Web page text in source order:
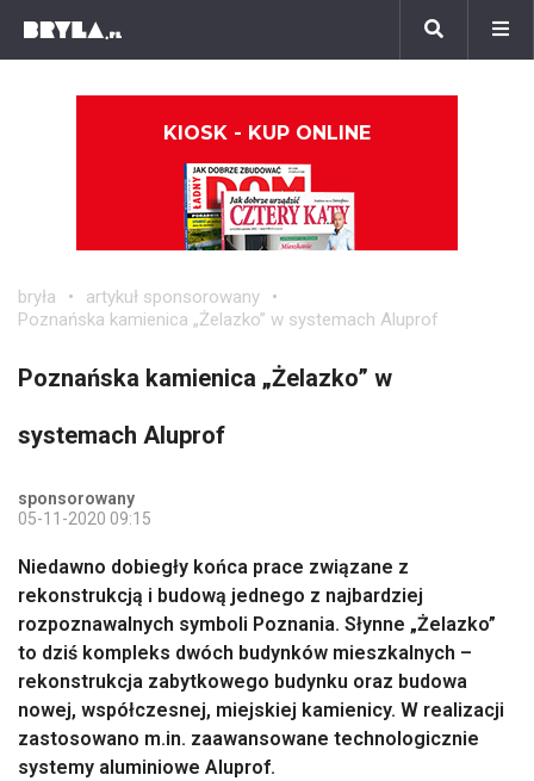
KIOSK - KUP ONLINE
bryła
artykuł sponsorowany
Poznańska kamienica „Żelazko” w systemach Aluprof
Poznańska kamienica „Żelazko” w
systemach Aluprof
sponsorowany
05-11-2020 09:15
Niedawno dobiegły końca prace związane z
rekonstrukcją i budową jednego z najbardziej
rozpoznawalnych symboli Poznania. Słynne „Żelazko”
to dziś kompleks dwóch budynków mieszkalnych –
rekonstrukcja zabytkowego budynku oraz budowa
nowej, współczesnej, miejskiej kamienicy. W realizacji
zastosowano m.in. zaawansowane technologicznie
systemy aluminiowe Aluprof.